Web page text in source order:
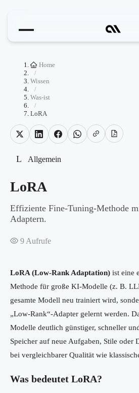
Home
/
Wissen
/
Was-ist
/
LoRA
L Allgemein
LoRA
Effiziente Fine-Tuning-Methode
Adaptern.
9 Aufrufe
LoRA (Low-Rank Adaptation) ist eine
Methode für große KI-Modelle (z. B.
gesamte Modell neu trainiert wird,
„Low-Rank“-Adapter gelernt werden.
Modelle deutlich günstiger, schneller
Speicher auf neue Aufgaben, Stile oder
bei vergleichbarer Qualität wie
Was bedeutet LoRA?